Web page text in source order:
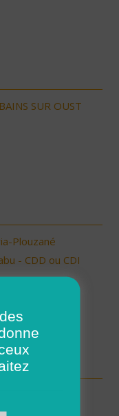
SUR OUST
Plouzané
- CDD ou CDI
(73220) (H/F)